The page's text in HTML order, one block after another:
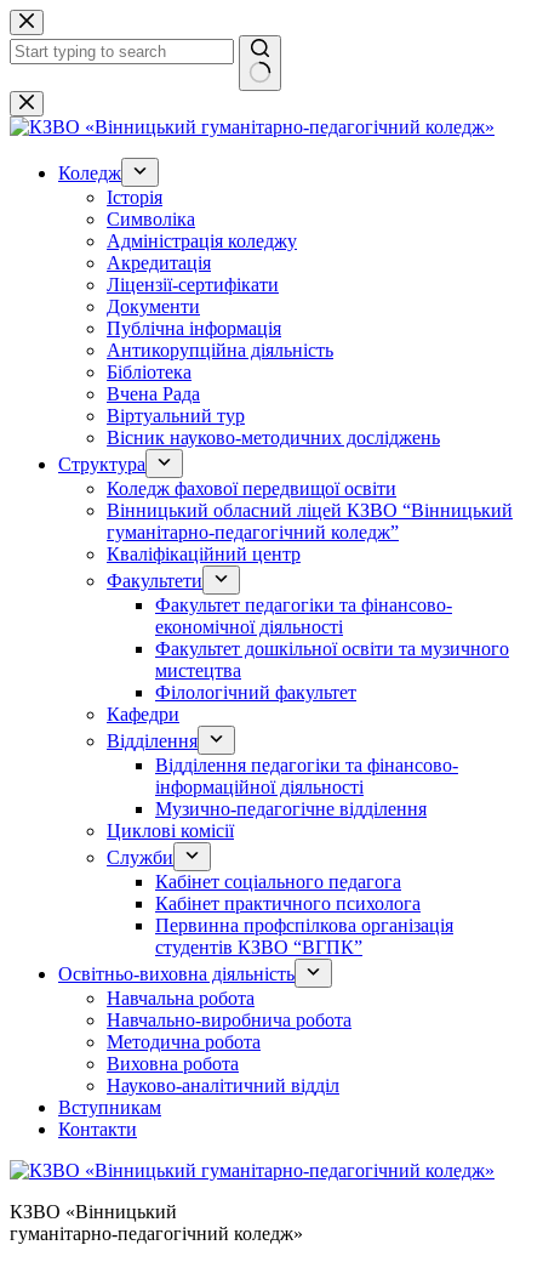
Перейти
до
вмісту
Немає
результатів
Коледж
Історія
Символіка
Адміністрація коледжу
Акредитація
Ліцензії-сертифікати
Документи
Публічна інформація
Антикорупційна діяльність
Бібліотека
Вчена Рада
Віртуальний тур
Вісник науково-методичних досліджень
Структура
Коледж фахової передвищої освіти
Вінницький обласний ліцей КЗВО “Вінницький
гуманітарно-педагогічний коледж”
Кваліфікаційний центр
Факультети
Факультет педагогіки та фінансово-
економічної діяльності
Факультет дошкільної освіти та музичного
мистецтва
Філологічний факультет
Кафедри
Відділення
Відділення педагогіки та фінансово-
інформаційної діяльності
Музично-педагогічне відділення
Циклові комісії
Служби
Кабінет соціального педагога
Кабінет практичного психолога
Первинна профспілкова організація
студентів КЗВО “ВГПК”
Освітньо-виховна діяльність
Навчальна робота
Навчально-виробнича робота
Методична робота
Виховна робота
Науково-аналітичний відділ
Вступникам
Контакти
КЗВО «Вінницький
гуманітарно-педагогічний коледж»